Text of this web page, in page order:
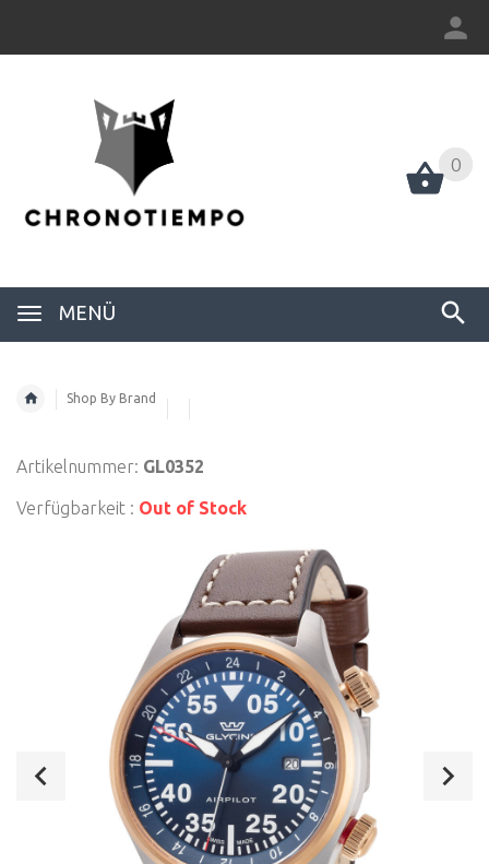
0
MENÜ
0
Shop By Brand
Artikelnummer: GL0352
Verfügbarkeit : Out of Stock